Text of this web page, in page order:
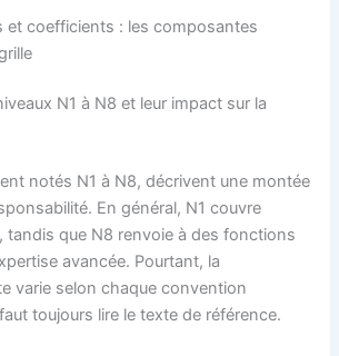
et coefficients : les composantes
N1 à N8 et leur impact sur la
notés N1 à N8, décrivent une montée
En général, N1 couvre
tandis que N8 renvoie à des fonctions
avancée. Pourtant, la
varie selon chaque convention
toujours lire le texte de référence.